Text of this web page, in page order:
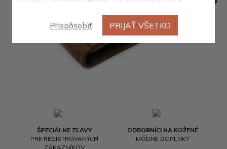
ŠPECIÁLNE ZĽAVY
PRE REGISTROVANÝCH
ZÁKAZNÍKOV
ODBORNÍCI NA KOŽENÉ
MÓDNE DOPLNKY
Prispôsobiť PRIJAŤ VŠETKO